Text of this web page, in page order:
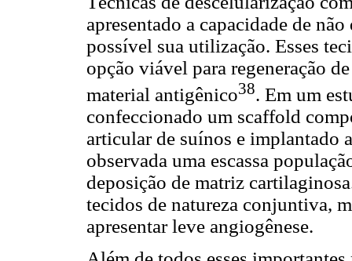
apresentado a capacidade de
possível sua utilização. Esses
opção viável para regeneração
material antigênico38. Em um
confeccionado um scaffold
articular de suínos e implantado
observada uma escassa
deposição de matriz
tecidos de natureza conjuntiva,
apresentar leve angiogênese.